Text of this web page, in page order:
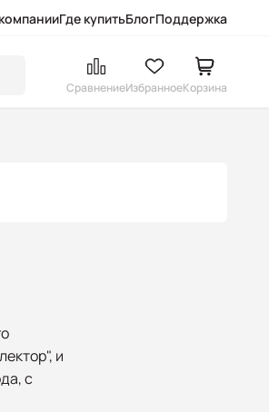
Где купитьБлогПоддержка
СравнениеИзбранноеКорзина
и
с